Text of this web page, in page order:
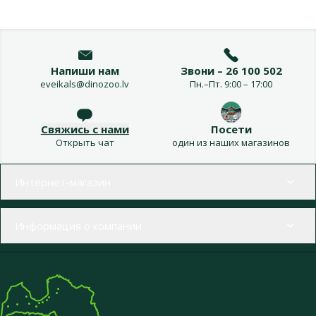
Напиши нам
eveikals@dinozoo.lv
Звони – 26 100 502
Пн.–Пт. 9:00 – 17:00
Свяжись с нами
Открыть чат
Посети
один из наших магазинов